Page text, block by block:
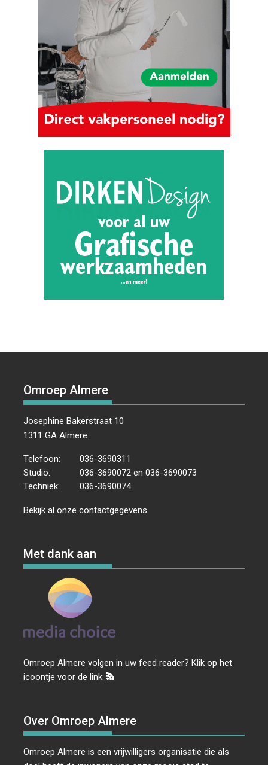
Omroep Almere
Josephine Bakerstraat 10
1311 GA Almere
Telefoon:
036-3690311
Studio:
036-3690072 en 036-3690073
Techniek:
036-3690074
Bekijk al onzecontactgegevens
Met dank aan
Omroep Almere volgen in uw feed reader? Klik op het
icoontje voor de link:
Over Omroep Almere
Omroep Almere is een vrijwilligers organisatie die als